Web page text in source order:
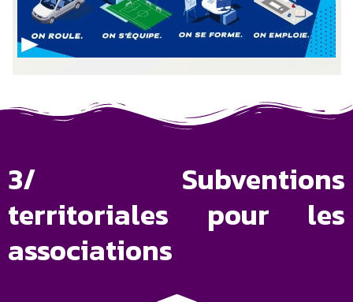
3/ Subventions
territoriales pour les
associations